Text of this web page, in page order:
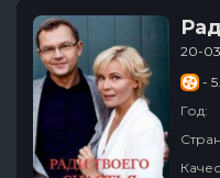
20-
-
Год: